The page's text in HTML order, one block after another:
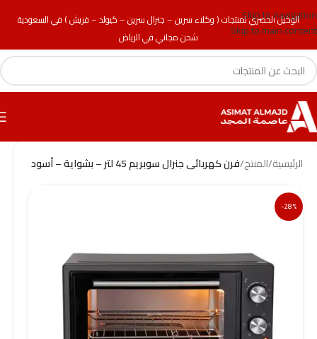
الوكيل الحصري لمنتجات ( وكلاء سرين – جنرال سرين – كيولد – فريش ) في السعودية
شحن مجاني في الرياض
Skip to navigation
Skip to main content
الرئيسية/المنتج/فرن كهربائى جنرال سوبريم 45 لتر – بشواية – أسود
-28%